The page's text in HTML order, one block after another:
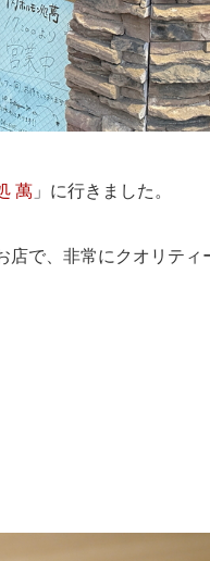
萬 」に行きました。
店で、非常にクオリテ